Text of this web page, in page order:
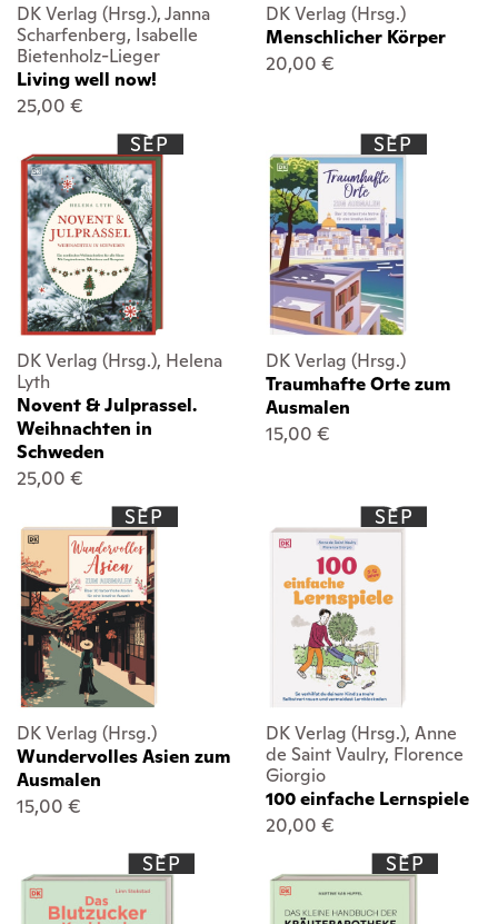
DK Verlag (Hrsg.), Janna
Scharfenberg, Isabelle
Bietenholz-Lieger
Living well now!
25,00 €
DK Verlag (Hrsg.)
Menschlicher Körper
20,00 €
SEP
DK Verlag (Hrsg.), Helena
Lyth
Novent & Julprassel.
Weihnachten in
Schweden
25,00 €
SEP
DK Verlag (Hrsg.)
Traumhafte Orte zum
Ausmalen
15,00 €
SEP
DK Verlag (Hrsg.)
Wundervolles Asien zum
Ausmalen
15,00 €
SEP
DK Verlag (Hrsg.), Anne
de Saint Vaulry, Florence
Giorgio
100 einfache Lernspiele
20,00 €
SEP SEP